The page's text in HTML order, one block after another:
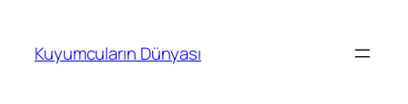
Kuyumcuların Dünyası